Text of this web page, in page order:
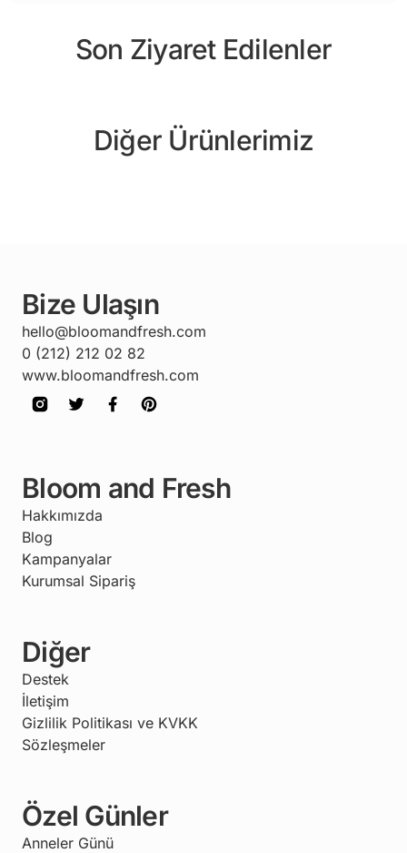
Son Ziyaret Edilenler
Diğer Ürünlerimiz
Bize Ulaşın
hello@bloomandfresh.com
0 (212) 212 02 82
www.bloomandfresh.com
Bloom and Fresh
Hakkımızda
Blog
Kampanyalar
Kurumsal Sipariş
Diğer
Destek
İletişim
Gizlilik Politikası ve KVKK
Sözleşmeler
Özel Günler
Anneler Günü